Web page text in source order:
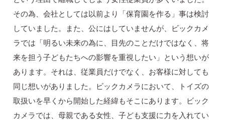
その為、会社としては以前より「保育園を作る」事は検討
していました。また、公にはしていませんが、ビックカメ
ラでは「明るい未来の為に、目先のことだけではなく、将
来を担う子どもたちへの影響を重視したい」という想いが
あります。それは、従業員だけでなく、お客様に対しても
同じ想いがありました。ビックカメラにおいて、トイズの
取扱いを早くから開始した経緯もそこにあります。ビック
カメラでは、母親である女性、子ども支援に力を入れてい